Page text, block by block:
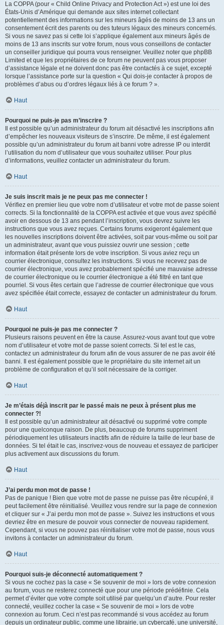
La COPPA (pour « Child Online Privacy and Protection Act ») est une loi des
États-Unis d’Amérique qui demande aux sites internet collectant
potentiellement des informations sur les mineurs âgés de moins de 13 ans un
consentement écrit des parents ou des tuteurs légaux des mineurs concernés.
Si vous ne savez pas si cette loi s’applique également aux mineurs âgés de
moins de 13 ans inscrits sur votre forum, nous vous conseillons de contacter
un conseiller juridique qui pourra vous renseigner. Veuillez noter que phpBB
Limited et que les propriétaires de ce forum ne peuvent pas vous proposer
d’assistance légale et ne doivent donc pas être contactés à ce sujet, excepté
lorsque l’assistance porte sur la question « Qui dois-je contacter à propos de
problèmes d’abus ou d’ordres légaux liés à ce forum ? ».
Haut
Pourquoi ne puis-je pas m’inscrire ?
Il est possible qu’un administrateur du forum ait désactivé les inscriptions afin
d’empêcher les nouveaux visiteurs de s’inscrire. De même, il est également
possible qu’un administrateur du forum ait banni votre adresse IP ou interdit
l’utilisation du nom d’utilisateur que vous souhaitez utiliser. Pour plus
d’informations, veuillez contacter un administrateur du forum.
Haut
Je suis inscrit mais je ne peux pas me connecter !
Vérifiez en premier lieu que votre nom d’utilisateur et votre mot de passe soient
corrects. Si la fonctionnalité de la COPPA est activée et que vous avez spécifié
avoir en dessous de 13 ans pendant l’inscription, vous devrez suivre les
instructions que vous avez reçues. Certains forums exigeront également que
les nouvelles inscriptions doivent être activées, soit par vous-même ou soit par
un administrateur, avant que vous puissiez ouvrir une session ; cette
information était présente lors de votre inscription. Si vous aviez reçu un
courrier électronique, consultez les instructions. Si vous ne recevez pas de
courrier électronique, vous avez probablement spécifié une mauvaise adresse
de courrier électronique ou le courrier électronique a été filtré en tant que
pourriel. Si vous êtes certain que l’adresse de courrier électronique que vous
avez spécifiée était correcte, essayez de contacter un administrateur du forum.
Haut
Pourquoi ne puis-je pas me connecter ?
Plusieurs raisons peuvent en être la cause. Assurez-vous avant tout que votre
nom d’utilisateur et votre mot de passe soient corrects. Si tel est le cas,
contactez un administrateur du forum afin de vous assurer de ne pas avoir été
banni. Il est également possible que le propriétaire du site internet ait un
problème de configuration et qu’il soit nécessaire de la corriger.
Haut
Je m’étais déjà inscrit par le passé mais ne peux à présent plus me
connecter ?!
Il est possible qu’un administrateur ait désactivé ou supprimé votre compte
pour une quelconque raison. De plus, beaucoup de forums suppriment
périodiquement les utilisateurs inactifs afin de réduire la taille de leur base de
données. Si tel était le cas, inscrivez-vous de nouveau et essayez de participer
plus activement aux discussions du forum.
Haut
J’ai perdu mon mot de passe !
Pas de panique ! Bien que votre mot de passe ne puisse pas être récupéré, il
peut facilement être réinitialisé. Veuillez vous rendre sur la page de connexion
et cliquer sur « J’ai perdu mon mot de passe ». Suivez les instructions et vous
devriez être en mesure de pouvoir vous connecter de nouveau rapidement.
Cependant, si vous ne pouvez pas réinitialiser votre mot de passe, nous vous
invitons à contacter un administrateur du forum.
Haut
Pourquoi suis-je déconnecté automatiquement ?
Si vous ne cochez pas la case « Se souvenir de moi » lors de votre connexion
au forum, vous ne resterez connecté que pour une période prédéfinie. Cela
permet d’éviter que votre compte soit utilisé par quelqu’un d’autre. Pour rester
connecté, veuillez cocher la case « Se souvenir de moi » lors de votre
connexion au forum. Ceci n’est pas recommandé si vous accédez au forum
depuis un ordinateur public, comme une librairie, un cybercafé, une université,